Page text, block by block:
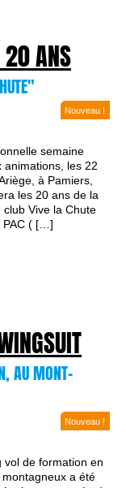
20 ANS
Nouveau !
semaine
animations, les 22
à Pamiers,
les 20 ans de la
club Vive la Chute
PAC ( […]
AU MONT-
Nouveau !
vol de formation en
a été